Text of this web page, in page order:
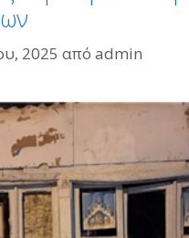
2025 από admin